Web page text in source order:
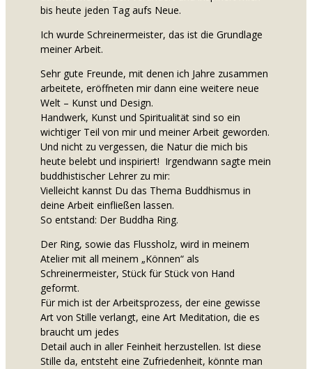
bis heute jeden Tag aufs Neue.
Ich wurde Schreinermeister, das ist die Grundlage
meiner Arbeit.
Sehr gute Freunde, mit denen ich Jahre zusammen
arbeitete, eröffneten mir dann eine weitere neue
Welt – Kunst und Design.
Handwerk, Kunst und Spiritualität sind so ein
wichtiger Teil von mir und meiner Arbeit geworden.
Und nicht zu vergessen, die Natur die mich bis
heute belebt und inspiriert! Irgendwann sagte mein
buddhistischer Lehrer zu mir:
Vielleicht kannst Du das Thema Buddhismus in
deine Arbeit einfließen lassen.
So entstand: Der Buddha Ring.
Der Ring, sowie das Flussholz, wird in meinem
Atelier mit all meinem „Können“ als
Schreinermeister, Stück für Stück von Hand
geformt.
Für mich ist der Arbeitsprozess, der eine gewisse
Art von Stille verlangt, eine Art Meditation, die es
braucht um jedes
Detail auch in aller Feinheit herzustellen. Ist diese
Stille da, entsteht eine Zufriedenheit, könnte man